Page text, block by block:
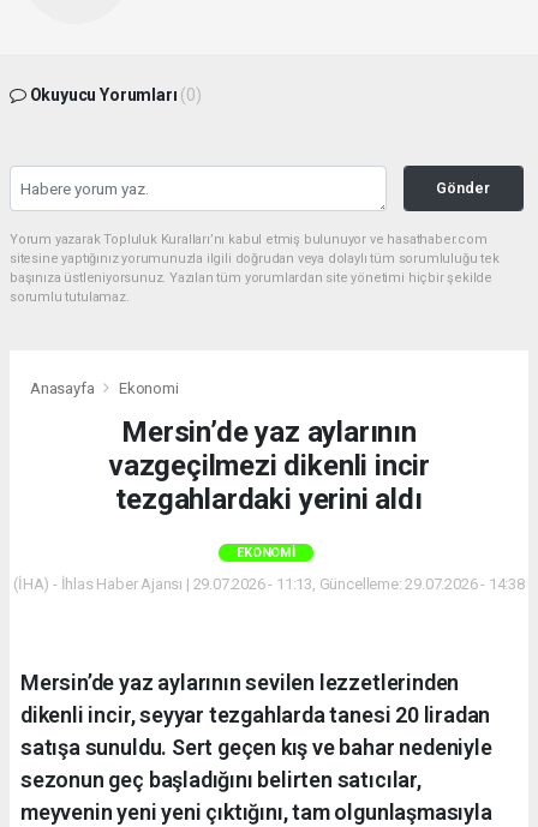
Okuyucu Yorumları (0)
Gönder
Yorum yazarak Topluluk Kuralları’nı kabul etmiş bulunuyor ve hasathaber.com
sitesine yaptığınız yorumunuzla ilgili doğrudan veya dolaylı tüm sorumluluğu tek
başınıza üstleniyorsunuz. Yazılan tüm yorumlardan site yönetimi hiçbir şekilde
sorumlu tutulamaz.
Anasayfa Ekonomi
Mersin’de yaz aylarının
vazgeçilmezi dikenli incir
tezgahlardaki yerini aldı
EKONOMI
(İHA) - İhlas Haber Ajansı | 29.07.2026 - 11:13, Güncelleme: 29.07.2026 - 14:38
Mersin’de yaz aylarının sevilen lezzetlerinden
dikenli incir, seyyar tezgahlarda tanesi 20 liradan
satışa sunuldu. Sert geçen kış ve bahar nedeniyle
sezonun geç başladığını belirten satıcılar,
meyvenin yeni yeni çıktığını, tam olgunlaşmasıyla